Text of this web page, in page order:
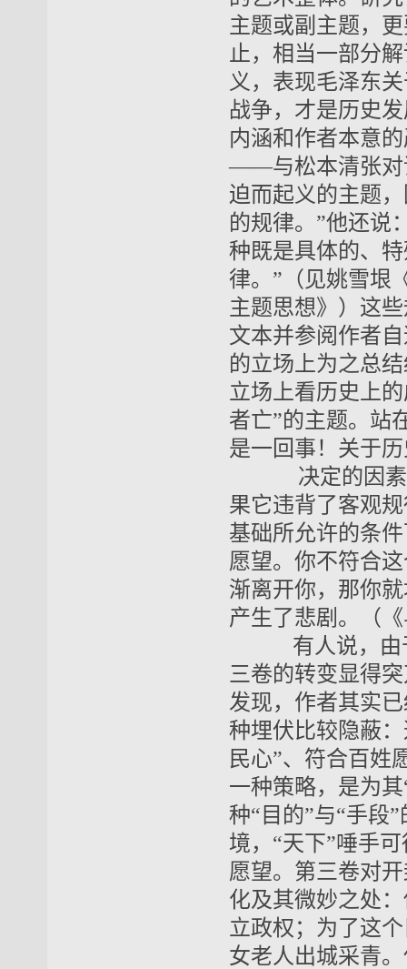
主题或副主题，
止，相当一部分
义，表现毛泽东
战争，才是历史
内涵和作者本意
——与松本清张对
迫而起义的主题
的规律。”他还说
种既是具体的、
律。”（见姚雪
主题思想》）这
文本并参阅作者
的立场上为之总
立场上看历史上
者亡”的主题。站
是一回事！关于
决定的因素
果它违背了客观
基础所允许的条
愿望。你不符合
渐离开你，那你
产生了悲剧。（
有人说，由
三卷的转变显得
发现，作者其实
种埋伏比较隐蔽
民心”、符合百姓
一种策略，是为
种“目的”与“手段
境，“天下”唾手
愿望。第三卷对
化及其微妙之处
立政权；为了这
女老人出城采青